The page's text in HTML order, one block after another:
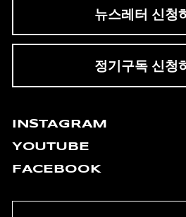
뉴스레터 신청
정기구독 신청
INSTAGRAM
YOUTUBE
FACEBOOK